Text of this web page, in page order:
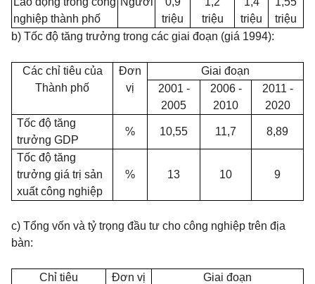
nghiệp thành phố
triệu
triệu
triệu
triệu
b) Tốc độ tăng trưởng trong các giai đoạn (giá 1994):
Các chỉ tiêu của
Thành phố
Đơn
vị
Giai đoạn
2001 -
2005
2006 -
2010
2011 -
2020
Tốc độ tăng
trưởng GDP
% 10,55 11,7 8,89
Tốc độ tăng
trưởng giá trị sản
xuất công nghiệp
% 13 10 9
c) Tổng vốn và tỷ trọng đầu tư cho công nghiệp trên địa
bàn:
Chỉ tiêu Đơn vị
Giai đoạn